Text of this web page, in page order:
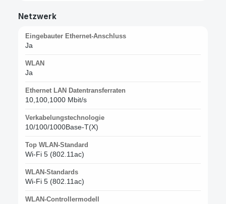
Netzwerk
Eingebauter Ethernet-Anschluss
Ja
WLAN
Ja
Ethernet LAN Datentransferraten
10,100,1000 Mbit/s
Verkabelungstechnologie
10/100/1000Base-T(X)
Top WLAN-Standard
Wi-Fi 5 (802.11ac)
WLAN-Standards
Wi-Fi 5 (802.11ac)
WLAN-Controllermodell